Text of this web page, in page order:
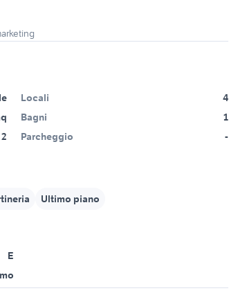
2
Locali
4
Bagni
1
Parcheggio
-
Ultimo piano
E